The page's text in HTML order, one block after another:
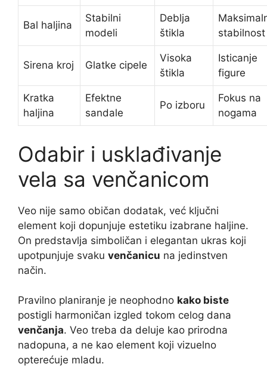
Bal haljina
Stabilni
modeli
Deblja
štikla
stabilnost
Sirena kroj Glatke cipele
Visoka
štikla
Isticanje
figure
Kratka
haljina
Efektne
sandale
Po izboru
Fokus na
nogama
Odabir i usklađivanje
vela sa venčanicom
Veo nije samo običan dodatak, već ključni
element koji dopunjuje estetiku izabrane haljine.
On predstavlja simboličan i elegantan ukras koji
upotpunjuje svaku venčanicu na jedinstven
način.
Pravilno planiranje je neophodno kako biste
postigli harmoničan izgled tokom celog dana
venčanja. Veo treba da deluje kao prirodna
nadopuna, a ne kao element koji vizuelno
opterećuje mladu.